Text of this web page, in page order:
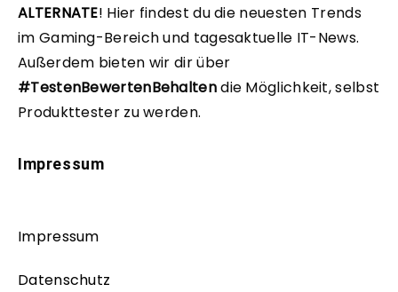
ALTERNATE! Hier findest du die neuesten Trends
im Gaming-Bereich und tagesaktuelle IT-News.
Außerdem bieten wir dir über
#TestenBewertenBehaltendie Möglichkeit, selbst
Produkttester zu werden.
Impressum
Impressum
Datenschutz